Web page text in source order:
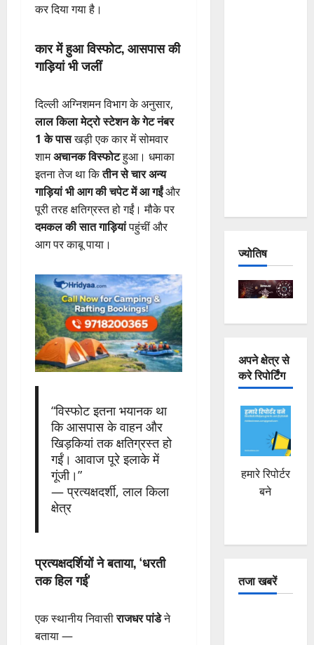
कर दिया गया है।
कार में हुआ विस्फोट, आसपास की
गाड़ियां भी जलीं
दिल्ली अग्निशमन विभाग के अनुसार,
लाल किला मेट्रो स्टेशन के गेट नंबर
1 के पासखड़ी एक कार में सोमवार
शामअचानक विस्फोटहुआ। धमाका
इतना तेज था कितीन से चार अन्य
गाड़ियां भी आग की चपेट में आ गईंऔर
पूरी तरह क्षतिग्रस्त हो गईं। मौके पर
दमकल की सात गाड़ियांपहुंचीं और
आग पर काबू पाया।
“विस्फोट इतना भयानक था
कि आसपास के वाहन और
खिड़कियां तक क्षतिग्रस्त हो
गईं। आवाज पूरे इलाके में
गूंजी।”
— प्रत्यक्षदर्शी, लाल किला
क्षेत्र
प्रत्यक्षदर्शियों ने बताया, ‘धरती
तक हिल गई’
एक स्थानीय निवासीराजधर पांडेने
बताया —
ज्योतिष
अपने क्षेत्र से
करे रिपोर्टिंग
हमारे रिपोर्टर
बने
तजा खबरें